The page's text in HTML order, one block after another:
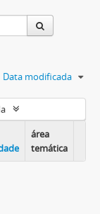
Data modificada
área
temática